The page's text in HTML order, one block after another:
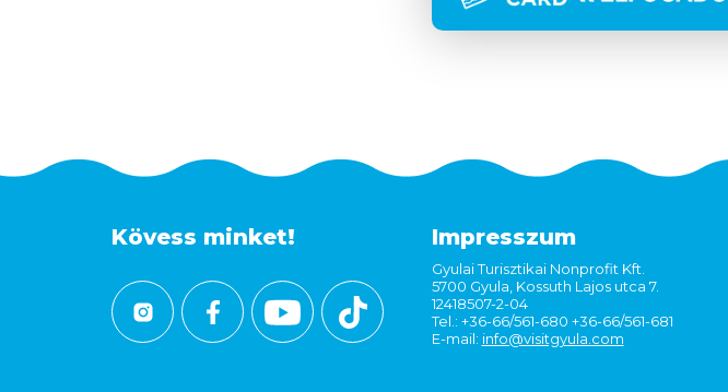
Kövess minket! Impresszum
Gyulai Turisztikai Nonprofit Kft.
5700 Gyula, Kossuth Lajos utca 7.
12418507-2-04
Tel.: +36-66/561-680 +36-66/561-681
E-mail: info@visitgyula.com